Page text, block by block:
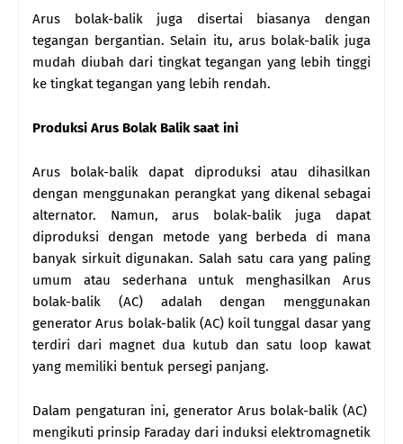
Arus bolak-balik juga disertai biasanya dengan
tegangan bergantian. Selain itu, arus bolak-balik juga
mudah diubah dari tingkat tegangan yang lebih tinggi
ke tingkat tegangan yang lebih rendah.
Produksi Arus Bolak Balik saat ini
Arus bolak-balik dapat diproduksi atau dihasilkan
dengan menggunakan perangkat yang dikenal sebagai
alternator. Namun, arus bolak-balik juga dapat
diproduksi dengan metode yang berbeda di mana
banyak sirkuit digunakan. Salah satu cara yang paling
umum atau sederhana untuk menghasilkan Arus
bolak-balik (AC) adalah dengan menggunakan
generator Arus bolak-balik (AC) koil tunggal dasar yang
terdiri dari magnet dua kutub dan satu loop kawat
yang memiliki bentuk persegi panjang.
Dalam pengaturan ini, generator Arus bolak-balik (AC)
mengikuti prinsip Faraday dari induksi elektromagnetik